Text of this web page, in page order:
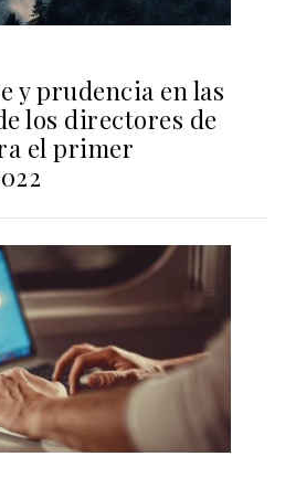
y prudencia en las
los directores de
el primer